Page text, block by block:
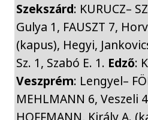
Szekszárd: KURUCZ–
Gulya 1, FAUSZT 7,
(kapus), Hegyi,
Sz. 1, Szabó E. 1. Edző:
Veszprém: Lengyel–
MEHLMANN 6, Veszeli
HOFFMANN, Király A.